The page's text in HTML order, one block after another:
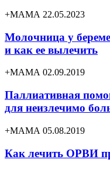
+МАМА 22.05.2023
Молочница у
и как ее вылечить
+МАМА 02.09.2019
Паллиативная
для неизлечимо
+МАМА 05.08.2019
Как лечить ОРВИ